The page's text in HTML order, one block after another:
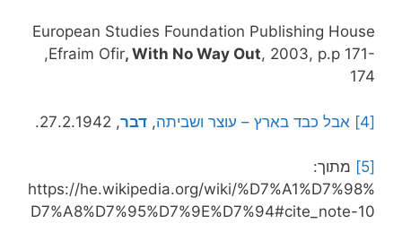
European Studies Foundation Publishing House
,Efraim Ofir, With No Way Out, 2003, p.p 171-
174
[4] אבל כבד בארץ – עוצר ושביתה, דבר, 27.2.1942.
[5]
מתוך:
https://he.wikipedia.org/wiki/%D7%A1%D7%98%
D7%A8%D7%95%D7%9E%D7%94#cite_note-10